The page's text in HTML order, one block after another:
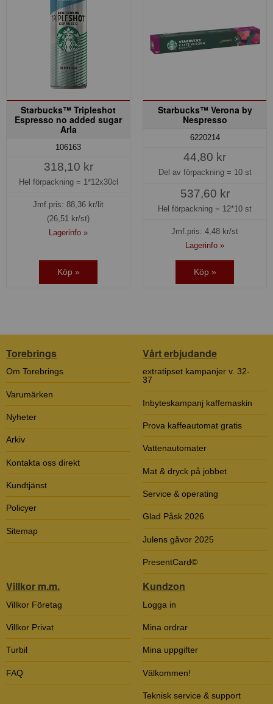
Starbucks™ Tripleshot
Espresso no added sugar
Arla
106163
318,10 kr
Hel förpackning = 1*12x30cl
Jmf.pris: 88,36 kr/lit
(26,51 kr/st)
Lagerinfo »
Köp »
Starbucks™ Verona by
Nespresso
6220214
44,80 kr
Del av förpackning = 10 st
537,60 kr
Hel förpackning = 12*10 st
Jmf.pris: 4,48 kr/st
Lagerinfo »
Köp »
Torebrings
Om Torebrings
Varumärken
Nyheter
Arkiv
Kontakta oss direkt
Kundtjänst
Policyer
Sitemap
Vårt erbjudande
extratipset kampanjer v. 32-
37
Inbyteskampanj kaffemaskin
Prova kaffeautomat gratis
Vattenautomater
Mat & dryck på jobbet
Service & operating
Glad Påsk 2026
Julens gåvor 2025
PresentCard©
Villkor m.m.
Villkor Företag
Villkor Privat
Turbil
FAQ
Kundzon
Logga in
Mina ordrar
Mina uppgifter
Välkommen!
Teknisk service & support